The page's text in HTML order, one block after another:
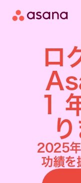
ロ
1
2025年
功績を